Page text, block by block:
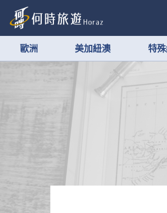
歐洲 美加紐澳 特